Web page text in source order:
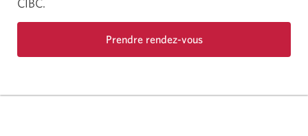
CIBC.
Prendre rendez-vous